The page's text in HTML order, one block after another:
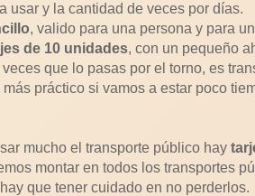
usar y la cantidad de veces por días.
, valido para una persona y para
de 10 unidades, con un pequeño
que lo pasas por el torno, es
práctico si vamos a estar poco
mucho el transporte público hay
montar en todos los transportes
que tener cuidado en no perderlos.